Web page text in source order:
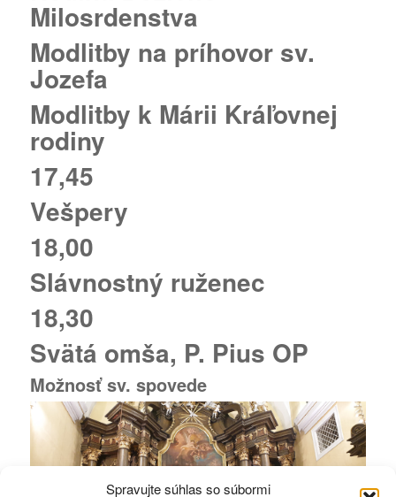
Spravujte súhlas so súbormi
Milosrdenstva
Modlitby na príhovor sv.
Jozefa
Modlitby k Márii Kráľovnej
rodiny
17,45
Vešpery
18,00
Slávnostný ruženec
18,30
Svätá omša, P. Pius OP
Možnosť sv. spovede